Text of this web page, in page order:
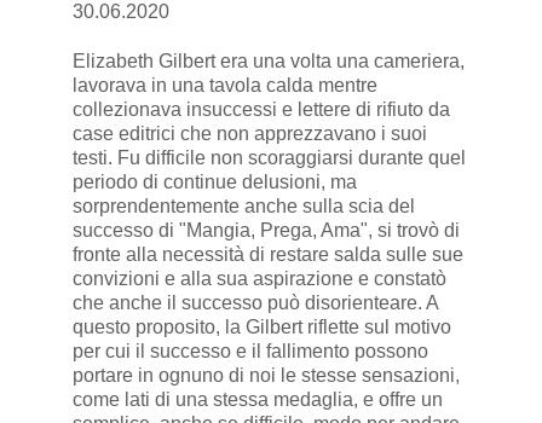
30.06.2020
Elizabeth Gilbert era una volta una cameriera,
lavorava in una tavola calda mentre
collezionava insuccessi e lettere di rifiuto da
case editrici che non apprezzavano i suoi
testi. Fu difficile non scoraggiarsi durante quel
periodo di continue delusioni, ma
sorprendentemente anche sulla scia del
successo di "Mangia, Prega, Ama", si trovò di
fronte alla necessità di restare salda sulle sue
convizioni e alla sua aspirazione e constatò
che anche il successo può disorienteare. A
questo proposito, la Gilbert riflette sul motivo
per cui il successo e il fallimento possono
portare in ognuno di noi le stesse sensazioni,
come lati di una stessa medaglia, e offre un